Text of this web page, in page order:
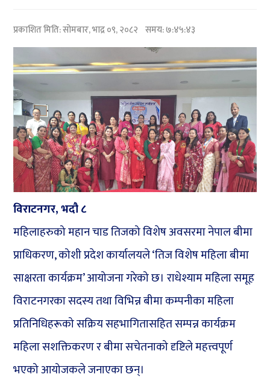
प्रकाशित मिति:सोमबार, भाद्र ०९, २०८२ समय: ७:४५:४३
विराटनगर, भदौ ८
महिलाहरुको महान चाड तिजको विशेष अवसरमा नेपाल बीमा
प्राधिकरण, कोशी प्रदेश कार्यालयले ‘तिज विशेष महिला बीमा
साक्षरता कार्यक्रम’ आयोजना गरेको छ। राधेश्याम महिला समूह
विराटनगरका सदस्य तथा विभिन्न बीमा कम्पनीका महिला
प्रतिनिधिहरूको सक्रिय सहभागितासहित सम्पन्न कार्यक्रम
महिला सशक्तिकरण र बीमा सचेतनाको दृष्टिले महत्त्वपूर्ण
भएको आयोजकले जनाएका छन्।